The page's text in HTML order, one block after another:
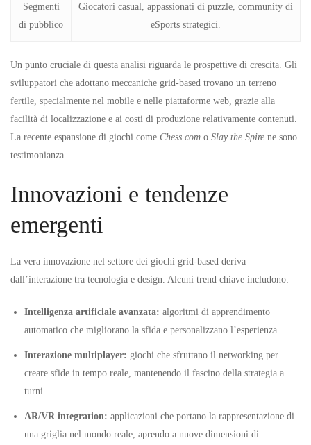
Segmenti
di pubblico
Giocatori casual, appassionati di puzzle, community di
eSports strategici.
Un punto cruciale di questa analisi riguarda le prospettive di crescita. Gli
sviluppatori che adottano meccaniche grid-based trovano un terreno
fertile, specialmente nel mobile e nelle piattaforme web, grazie alla
facilità di localizzazione e ai costi di produzione relativamente contenuti.
La recente espansione di giochi come Chess.com o Slay the Spire ne sono
testimonianza.
Innovazioni e tendenze
emergenti
La vera innovazione nel settore dei giochi grid-based deriva
dall’interazione tra tecnologia e design. Alcuni trend chiave includono:
Intelligenza artificiale avanzata: algoritmi di apprendimento
automatico che migliorano la sfida e personalizzano l’esperienza.
Interazione multiplayer: giochi che sfruttano il networking per
creare sfide in tempo reale, mantenendo il fascino della strategia a
turni.
AR/VR integration: applicazioni che portano la rappresentazione di
una griglia nel mondo reale, aprendo a nuove dimensioni di